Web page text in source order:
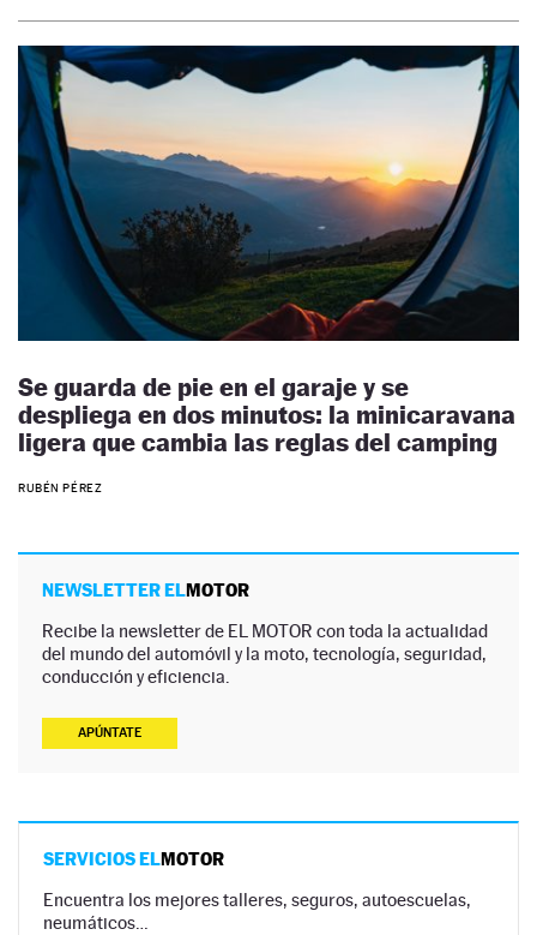
Se guarda de pie en el garaje y se
despliega en dos minutos: la minicaravana
ligera que cambia las reglas del camping
RUBÉN PÉREZ
NEWSLETTER ELMOTOR
Recibe la newsletter de EL MOTOR con toda la actualidad
del mundo del automóvil y la moto, tecnología, seguridad,
conducción y eficiencia.
APÚNTATE
SERVICIOS ELMOTOR
Encuentra los mejores talleres, seguros, autoescuelas,
neumáticos…